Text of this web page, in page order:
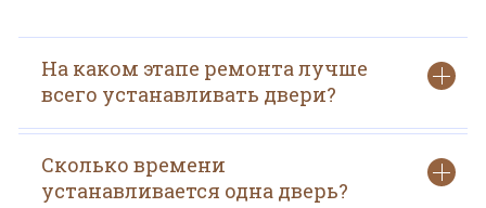
На каком этапе ремонта лучше
всего устанавливать двери?
Сколько времени
устанавливается одна дверь?